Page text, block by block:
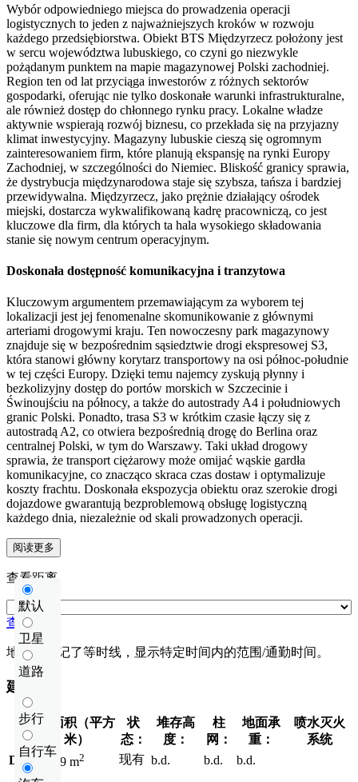
Wybór odpowiedniego miejsca do prowadzenia operacji
logistycznych to jeden z najważniejszych kroków w rozwoju
każdego przedsiębiorstwa. Obiekt BTS Międzyrzecz położony jest
w sercu województwa lubuskiego, co czyni go niezwykle
pożądanym punktem na mapie magazynowej Polski zachodniej.
Region ten od lat przyciąga inwestorów z różnych sektorów
gospodarki, oferując nie tylko doskonałe warunki infrastrukturalne,
ale również dostęp do chłonnego rynku pracy. Lokalne władze
aktywnie wspierają rozwój biznesu, co przekłada się na przyjazny
klimat inwestycyjny. Magazyny lubuskie cieszą się ogromnym
zainteresowaniem firm, które planują ekspansję na rynki Europy
Zachodniej, w szczególności do Niemiec. Bliskość granicy sprawia,
że dystrybucja międzynarodowa staje się szybsza, tańsza i bardziej
przewidywalna. Międzyrzecz, jako prężnie działający ośrodek
miejski, dostarcza wykwalifikowaną kadrę pracowniczą, co jest
kluczowe dla firm, dla których ta hala wysokiego składowania
stanie się nowym centrum operacyjnym.
Doskonała dostępność komunikacyjna i tranzytowa
Kluczowym argumentem przemawiającym za wyborem tej
lokalizacji jest jej fenomenalne skomunikowanie z głównymi
arteriami drogowymi kraju. Ten nowoczesny park magazynowy
znajduje się w bezpośrednim sąsiedztwie drogi ekspresowej S3,
która stanowi główny korytarz transportowy na osi północ-południe
w tej części Europy. Dzięki temu najemcy zyskują płynny i
bezkolizyjny dostęp do portów morskich w Szczecinie i
Świnoujściu na północy, a także do autostrady A4 i południowych
granic Polski. Ponadto, trasa S3 w krótkim czasie łączy się z
autostradą A2, co otwiera bezpośrednią drogę do Berlina oraz
centralnej Polski, w tym do Warszawy. Taki układ drogowy
sprawia, że transport ciężarowy może omijać wąskie gardła
komunikacyjne, co znacząco skraca czas dostaw i optymalizuje
koszty frachtu. Doskonała ekspozycja obiektu oraz szerokie drogi
dojazdowe gwarantują bezproblemową obsługę logistyczną
każdego dnia, niezależnie od skali prowadzonych operacji.
阅读更多
默认
卫星
道路
步行
自行车
查看距离
查看距离
地图上标记了等时线，显示特定时间内的范围/通勤时间。
建筑
总面积（平方
米）
状
态：
堆存高
度：
柱
网：
地面承
重：
喷水灭火
系统
DC1 8 919 m2 现有 b.d. b.d. b.d.